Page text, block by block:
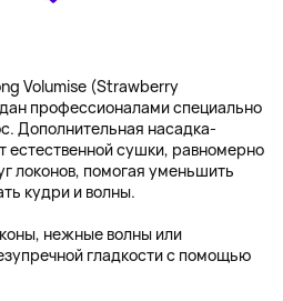
Volumise (Strawberry
профессионалами специально
Дополнительная насадка-
сушки, равномерно
локонов, помогая уменьшить
кудри и волны.
нежные волны или
гладкости с помощью